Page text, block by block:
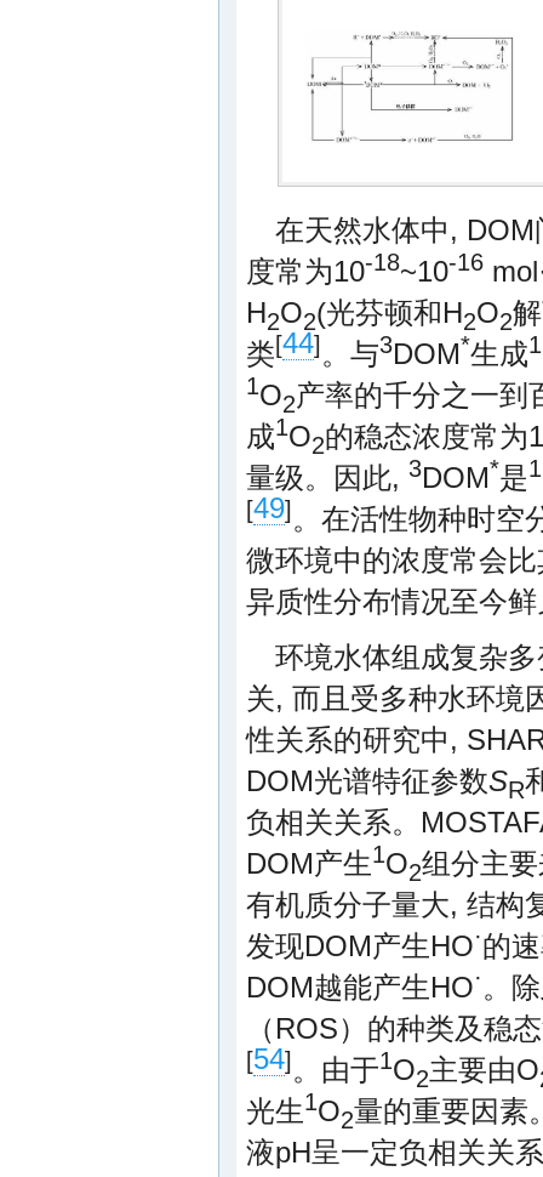
在天然水体中,
度常为10-18~10-16
H2O2(光芬顿和H2O2
类[44] 。与3DOM*生成1
1O2产率的千分之一到
成1O2的稳态浓度常为
量级。因此, 3DOM*是1
[49] 。在活性物种时空
微环境中的浓度常会
异质性分布情况至今
环境水体组成复杂
关, 而且受多种水环境
性关系的研究中,
DOM光谱特征参数SR
负相关关系。
DOM产生1O2组分主
有机质分子量大, 结构
发现DOM产生HO·的
DOM越能产生HO·。
（ROS）的种类及稳
[54] 。由于1O2主要由O
光生1O2量的重要因素
液pH呈一定负相关关